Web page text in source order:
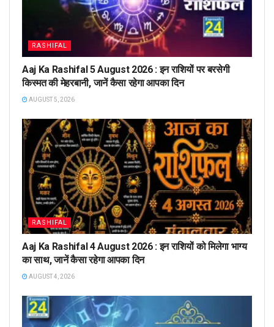
RASHIFAL
Aaj Ka Rashifal 5 August 2026 : इन राशियों पर बरसेगी
किस्मत की मेहरबानी, जानें कैसा रहेगा आपका दिन
AUGUST 5, 2026
RASHIFAL
Aaj Ka Rashifal 4 August 2026 : इन राशियों को मिलेगा भाग्य
का साथ, जानें कैसा रहेगा आपका दिन
AUGUST 4, 2026